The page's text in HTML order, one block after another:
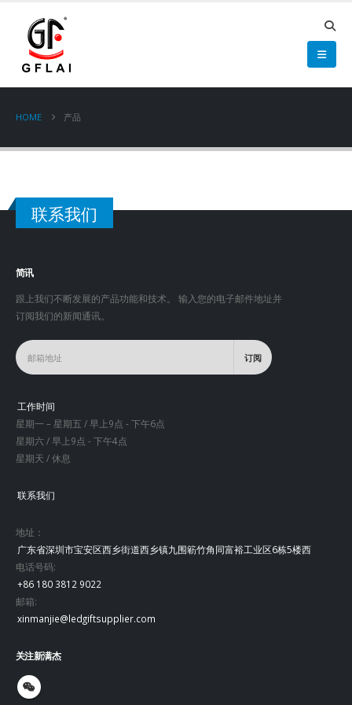
HOME 产品
联系我们
简讯
跟上我们不断发展的产品功能和技术。 输入您的电子邮件地址并
订阅我们的新闻通讯。
工作时间
星期一 – 星期五 / 早上9点 - 下午6点
星期六 / 早上9点 - 下午4点
星期天 / 休息
联系我们
地址：
广东省深圳市宝安区西乡街道西乡镇九围簕竹角同富裕工业区6栋5楼西
电话号码:
+86 180 3812 9022
邮箱:
xinmanjie@ledgiftsupplier.com
关注新满杰